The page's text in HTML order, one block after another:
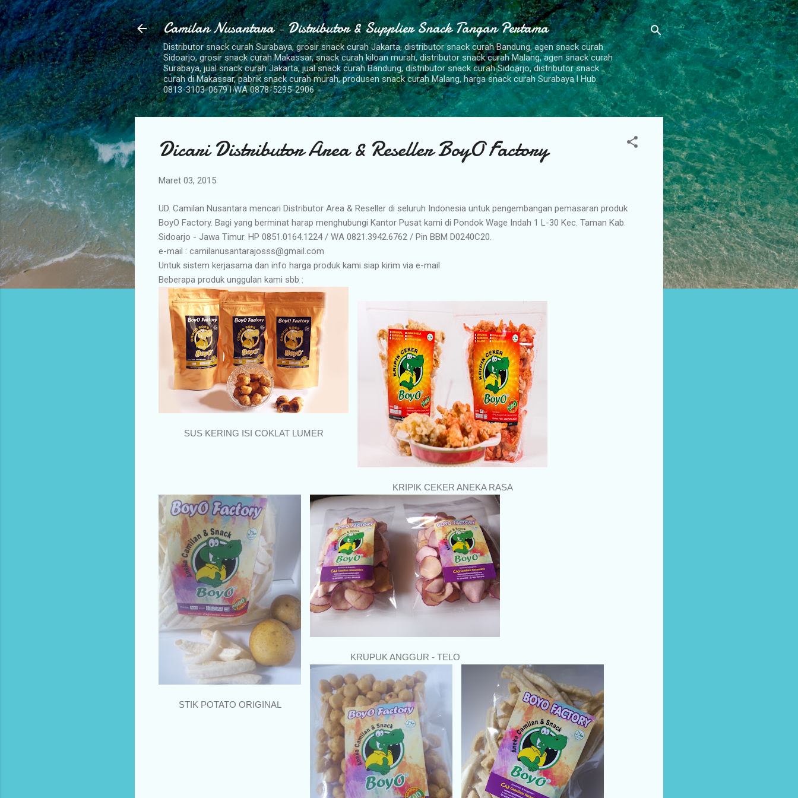
Langsung ke konten utama
Camilan Nusantara - Distributor & Supplier Snack Tangan Pertama
Distributor snack curah Surabaya, grosir snack curah Jakarta, distributor snack curah Bandung, agen snack curah
Sidoarjo, grosir snack curah Makassar, snack curah kiloan murah, distributor snack curah Malang, agen snack curah
Surabaya, jual snack curah Jakarta, jual snack curah Bandung, distributor snack curah Sidoarjo, distributor snack
curah di Makassar, pabrik snack curah murah, produsen snack curah Malang, harga snack curah Surabaya l Hub.
0813-3103-0679 l WA 0878-5295-2906
Dicari Distributor Area & Reseller BoyO Factory
Maret 03, 2015
UD. Camilan Nusantara mencari Distributor Area & Reseller di seluruh Indonesia untuk pengembangan pemasaran produk
BoyO Factory. Bagi yang berminat harap menghubungi Kantor Pusat kami di Pondok Wage Indah 1 L-30 Kec. Taman Kab.
Sidoarjo - Jawa Timur. HP 0851.0164.1224 / WA 0821.3942.6762 / Pin BBM D0240C20.
e-mail : camilanusantarajosss@gmail.com
Untuk sistem kerjasama dan info harga produk kami siap kirim via e-mail
Beberapa produk unggulan kami sbb :
SUS KERING ISI COKLAT LUMER
KRIPIK CEKER ANEKA RASA
STIK POTATO ORIGINAL
KRUPUK ANGGUR - TELO